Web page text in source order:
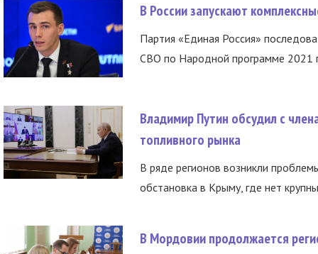
В России запускают
Партия «Единая Россия»
СВО по Народной программе 2021
Владимир Путин обсудил с
топливного рынка
В ряде регионов возникли
обстановка в Крыму, где нет
В Мордовии продолжается